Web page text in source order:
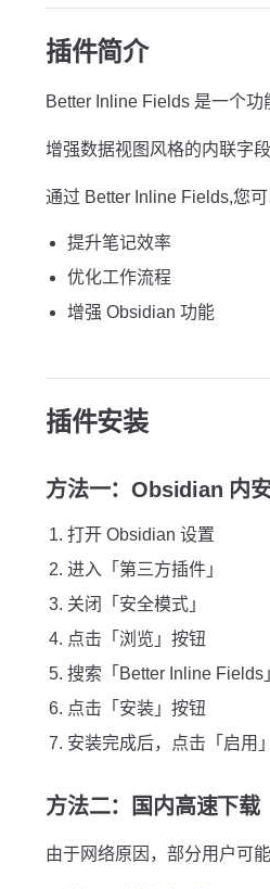
插件简介
Better Inline Fields 是一个功
增强数据视图风格的内联字段
通过 Better Inline Fields,您可
提升笔记效率
优化工作流程
增强 Obsidian 功能
插件安装
方法一：Obsidian 内安
打开 Obsidian 设置
进入「第三方插件」
关闭「安全模式」
点击「浏览」按钮
搜索「Better Inline Fields
点击「安装」按钮
安装完成后，点击「启用」
方法二：国内高速下载
由于网络原因，部分用户可